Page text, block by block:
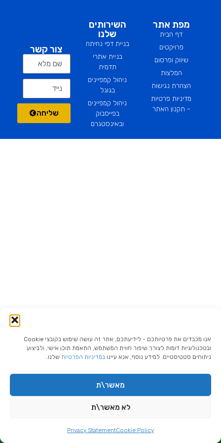
אנו מכבדים את פרטיותכם - לידיעתכם, אתר זה עושה שימוש בקובצי Cookie
ובטכנולוגיות דומות לצורך שיפור חווית המשתמש, התאמת תוכן אישי, ולביצוע
ניתוחים סטטיסטיים. למידע נוסף, אנא עיינו במדיניות הפרטיות שלנו.
מאשר\ת
לא מאשר\ת
Cookie Policy
Privacy Statement
מפת אתר
דף הבית
פרויקטים
שיווק ופרסום
המלצות
הצהרת נגישות
מדיניות פרטיות
- תקנון האתר
השירותים
שלנו
בניית דפי נחיתה
בניית אתרי
תדמית
ניהול קמפיינים
בגוגל
ניהול קמפיינים
בפייסבוק
ובאינסטגרם
צור קשר
שליחה